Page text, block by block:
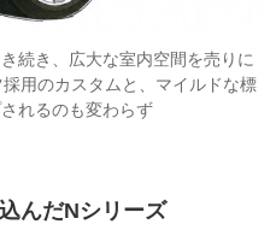
続き、広大な室内空間を売りに
用のカスタムと、マイルドな標
れるのも変わらず
んだNシリーズ